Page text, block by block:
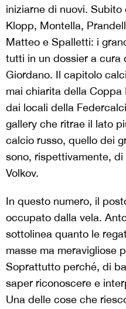
iniziarne di nuovi.
Klopp, Montella,
Matteo e Spalletti: i
tutti in un dossier a cura
Giordano. Il capitolo
mai chiarita della Coppa
dai locali della
gallery che ritrae il lato
calcio russo, quello dei
sono, rispettivamente,
Volkov.
In questo numero, il
occupato dalla vela.
sottolinea quanto le
masse ma meravigliose
Soprattutto perché, di
saper riconoscere e
Una delle cose che